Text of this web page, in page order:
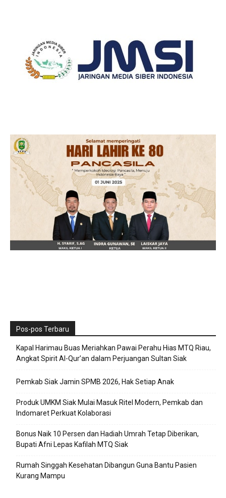
Pos-pos Terbaru
Kapal Harimau Buas Meriahkan Pawai Perahu Hias MTQ Riau,
Angkat Spirit Al-Qur’an dalam Perjuangan Sultan Siak
Pemkab Siak Jamin SPMB 2026, Hak Setiap Anak
Produk UMKM Siak Mulai Masuk Ritel Modern, Pemkab dan
Indomaret Perkuat Kolaborasi
Bonus Naik 10 Persen dan Hadiah Umrah Tetap Diberikan,
Bupati Afni Lepas Kafilah MTQ Siak
Rumah Singgah Kesehatan Dibangun Guna Bantu Pasien
Kurang Mampu